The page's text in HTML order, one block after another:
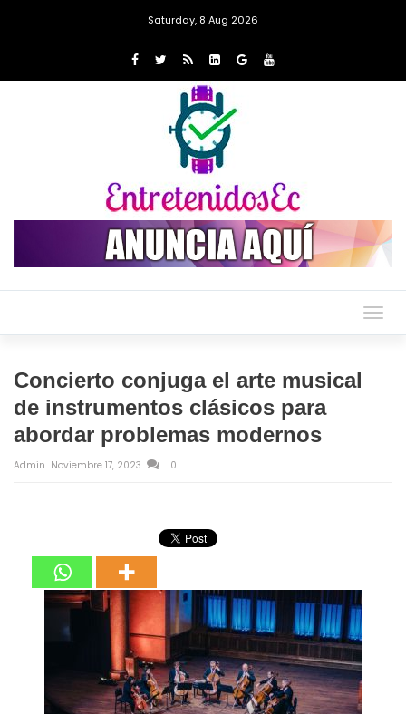
Saturday, 8 Aug 2026
Concierto conjuga el arte musical
de instrumentos clásicos para
abordar problemas modernos
Admin Noviembre 17, 2023 0